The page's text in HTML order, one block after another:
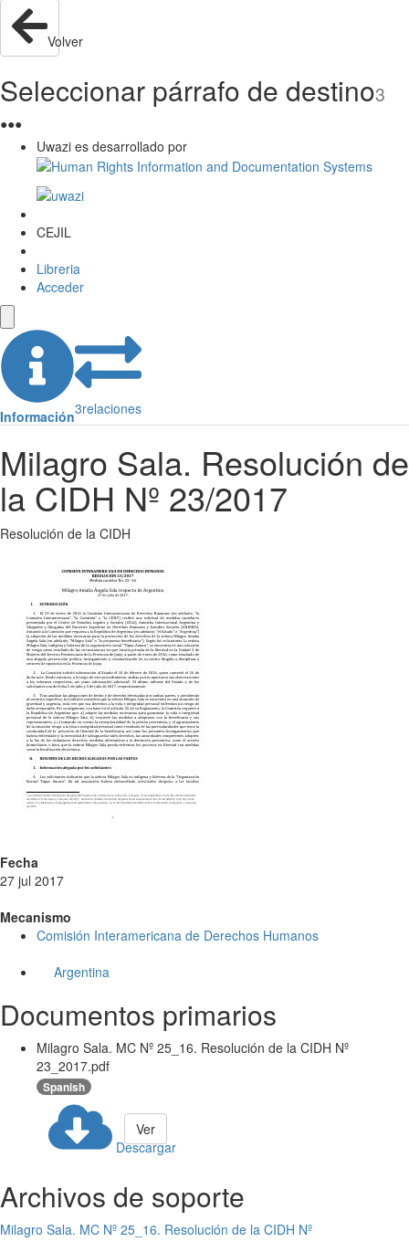
Volver
Seleccionar párrafo de destino3
●●●
Uwazi es desarrollado por
CEJIL
Libreria
Acceder
Información3relaciones
Milagro Sala. Resolución de
la CIDH Nº 23/2017
Resolución de la CIDH
Fecha
27 jul 2017
Mecanismo
Comisión Interamericana de Derechos Humanos
Argentina
Documentos primarios
Milagro Sala. MC Nº 25_16. Resolución de la CIDH Nº
23_2017.pdf
Spanish
Descargar
Ver
Archivos de soporte
Milagro Sala. MC Nº 25_16. Resolución de la CIDH Nº